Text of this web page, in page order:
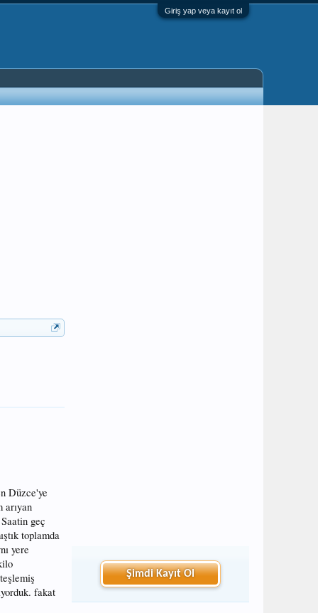
Giriş yap veya kayıt ol
Düzce'ye
arıyan
geç
toplamda
yere
fakat
Şimdi Kayıt Ol